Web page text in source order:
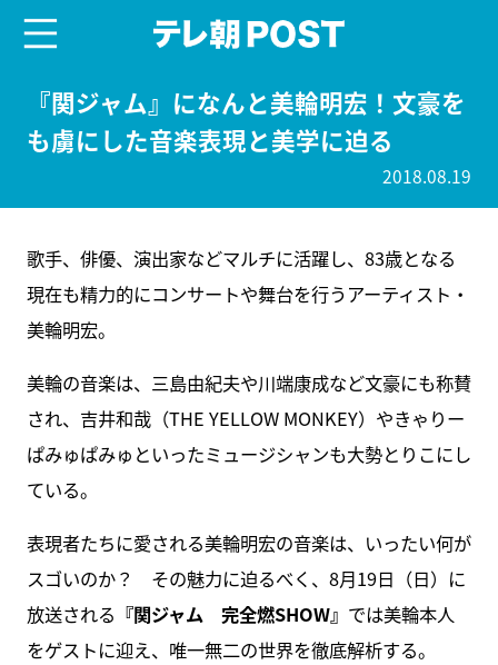
『関ジャム』になんと美輪明宏！文豪を
も虜にした音楽表現と美学に迫る
2018.08.19
歌手、俳優、演出家などマルチに活躍し、83歳となる
現在も精力的にコンサートや舞台を行うアーティスト・
美輪明宏。
美輪の音楽は、三島由紀夫や川端康成など文豪にも称賛
され、吉井和哉（THE YELLOW MONKEY）やきゃりー
ぱみゅぱみゅといったミュージシャンも大勢とりこにし
ている。
表現者たちに愛される美輪明宏の音楽は、いったい何が
スゴいのか？ その魅力に迫るべく、8月19日（日）に
放送される 『関ジャム 完全燃SHOW』 では美輪本人
をゲストに迎え、唯一無二の世界を徹底解析する。